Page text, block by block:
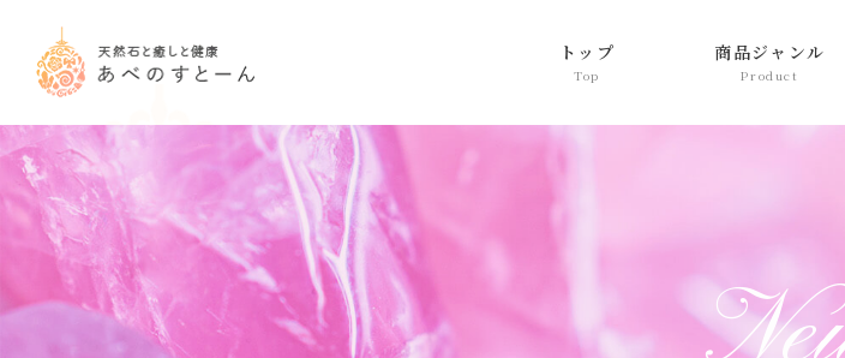
ツ
へ
キ
シ
ョ
に
トップ 商品ジャンル